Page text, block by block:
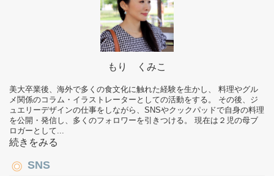
もり くみこ
美大卒業後、海外で多くの食文化に触れた経験を生かし、 料理やグル
メ関係のコラム・イラストレーターとしての活動をする。 その後、ジ
ュエリーデザインの仕事をしながら、SNSやクックパッドで自身の料理
を公開・発信し、多くのフォロワーを引きつける。 現在は２児の母ブ
ロガーとして...
続きをみる
SNS